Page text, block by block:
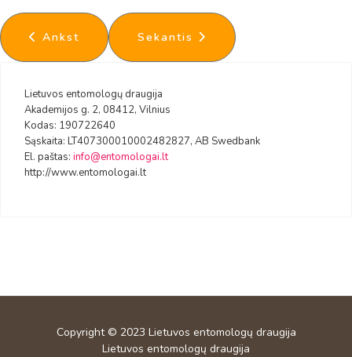
Ankstesnis straipsnis: Lakštasparnio pjūkliaus
Ankst Kitas straipsnis: Draugijos narių
Sekantis
Lietuvos entomologų draugija
Akademijos g. 2, 08412, Vilnius
Kodas: 190722640
Sąskaita: LT407300010002482827, AB Swedbank
El. paštas: info@entomologai.lt
http://www.entomologai.lt
Copyright © 2023 Lietuvos entomologų draugija
Lietuvos entomologų draugija